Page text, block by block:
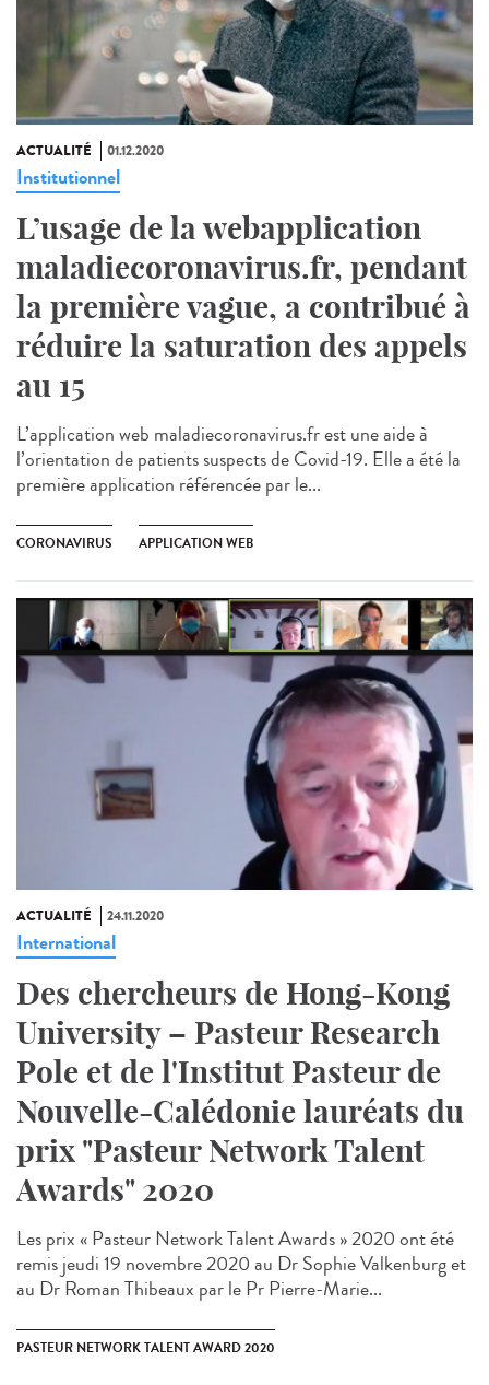
ACTUALITÉ 01.12.2020
Institutionnel
L’usage de la webapplication
maladiecoronavirus.fr, pendant
la première vague, a contribué à
réduire la saturation des appels
au 15
L’application web maladiecoronavirus.fr est une aide à
l’orientation de patients suspects de Covid-19. Elle a été la
première application référencée par le...
CORONAVIRUS APPLICATION WEB
ACTUALITÉ 24.11.2020
International
Des chercheurs de Hong-Kong
University – Pasteur Research
Pole et de l'Institut Pasteur de
Nouvelle-Calédonie lauréats du
prix "Pasteur Network Talent
Awards" 2020
Les prix « Pasteur Network Talent Awards » 2020 ont été
remis jeudi 19 novembre 2020 au Dr Sophie Valkenburg et
au Dr Roman Thibeaux par le Pr Pierre-Marie...
PASTEUR NETWORK TALENT AWARD 2020